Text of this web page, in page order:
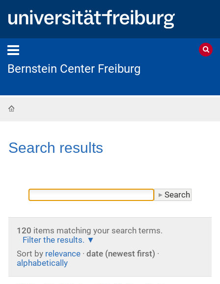
Bernstein Center Freiburg
Search results
120 items matching your search terms.
Filter the results.
Sort by relevance · date (newest first) ·
alphabetically